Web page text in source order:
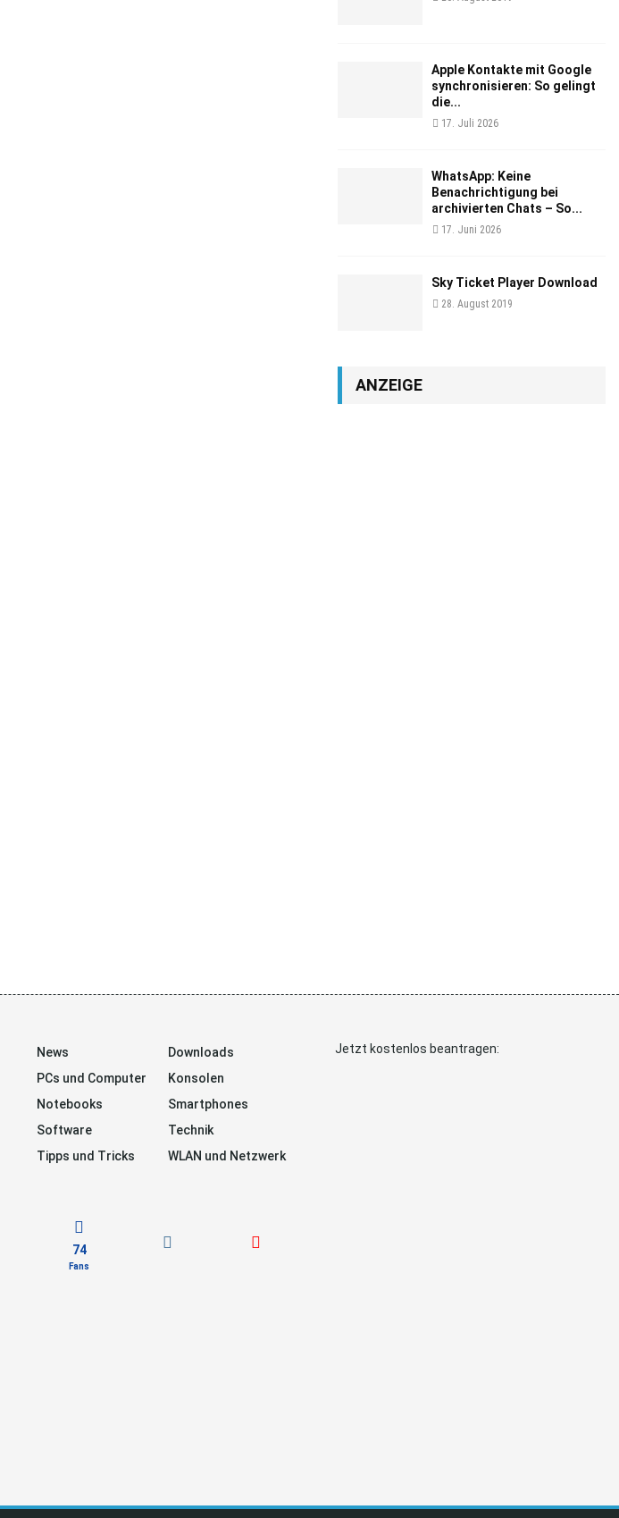
Apple Kontakte mit Google
synchronisieren: So gelingt
die...
17. Juli 2026
WhatsApp: Keine
Benachrichtigung bei
archivierten Chats – So...
17. Juni 2026
Sky Ticket Player Download
28. August 2019
ANZEIGE
News
Downloads
PCs und Computer
Konsolen
Notebooks
Smartphones
Software
Technik
Tipps und Tricks
WLAN und Netzwerk
74
Fans
Jetzt kostenlos beantragen: